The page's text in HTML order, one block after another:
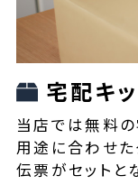
宅配キ
当店では無料の
用途に合わせた
伝票がセットと